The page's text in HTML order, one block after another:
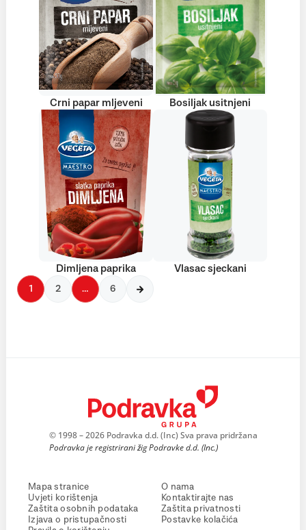
Crni papar mljeveni Bosiljak usitnjeni
Dimljena paprika Vlasac sjeckani
1 2 … 6
© 1998 – 2026 Podravka d.d. (Inc) Sva prava pridržana
Podravka je registrirani žig Podravke d.d. (Inc.)
Mapa stranice
Uvjeti korištenja
Zaštita osobnih podataka
Izjava o pristupačnosti
O nama
Kontaktirajte nas
Zaštita privatnosti
Postavke kolačića